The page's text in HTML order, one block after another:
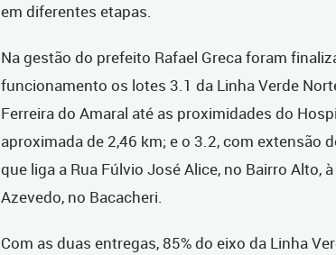
em diferentes etapas.
Na gestão do prefeito Rafael Greca foram
funcionamento os lotes 3.1 da Linha Verde
Ferreira do Amaral até as proximidades do
aproximada de 2,46 km; e o 3.2, com extensão
que liga a Rua Fúlvio José Alice, no Bairro Alto,
Azevedo, no Bacacheri.
Com as duas entregas, 85% do eixo da Linha